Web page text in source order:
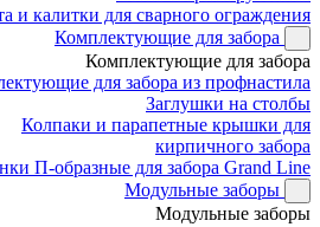
и калитки для сварного ограждения
Комплектующие для забора
Комплектующие для забора
для забора из профнастила
Заглушки на столбы
Колпаки и парапетные крышки для
кирпичного забора
П-образные для забора Grand Line
Модульные заборы
Модульные заборы